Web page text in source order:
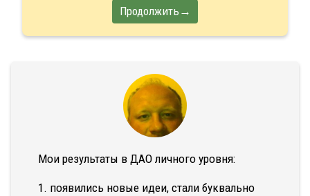
Продолжить→
Мои результаты в ДАО личного уровня:
1. появились новые идеи, стали буквально